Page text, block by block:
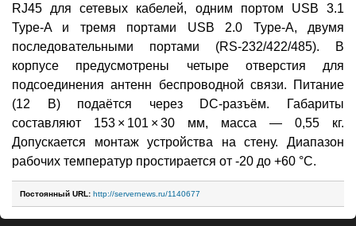
RJ45 для сетевых кабелей, одним портом USB 3.1
Type-A и тремя портами USB 2.0 Type-A, двумя
последовательными портами (RS-232/422/485). В
корпусе предусмотрены четыре отверстия для
подсоединения антенн беспроводной связи. Питание
(12 В) подаётся через DC-разъём. Габариты
составляют 153 × 101 × 30 мм, масса — 0,55 кг.
Допускается монтаж устройства на стену. Диапазон
рабочих температур простирается от -20 до +60 °C.
Постоянный URL: http://servernews.ru/1140677